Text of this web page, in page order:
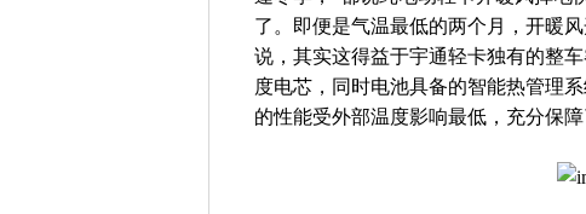
了。即便是气温最低的两个月，开暖
说，其实这得益于宇通轻卡独有的整
度电芯，同时电池具备的智能热管理
的性能受外部温度影响最低，充分保障